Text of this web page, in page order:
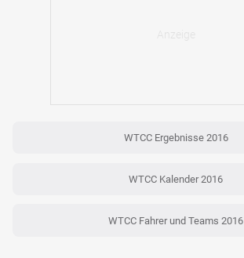
WTCC Ergebnisse 2016
WTCC Kalender 2016
WTCC Fahrer und Teams 2016